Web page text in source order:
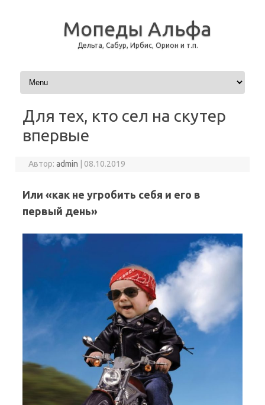
Мопеды Альфа
Дельта, Сабур, Ирбис, Орион и т.п.
Перейти к содержимому
Для тех, кто сел на скутер
впервые
Автор:admin 08.10.2019
Или «как не угробить себя и его в
первый день»